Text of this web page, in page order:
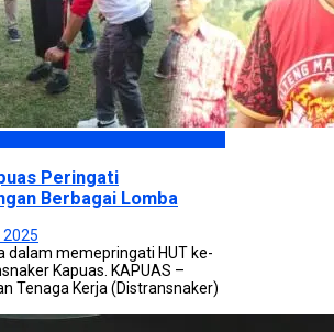
Peringati
Berbagai Lomba
dalam memepringati HUT ke-
Kapuas. KAPUAS –
Tenaga Kerja (Distransnaker)